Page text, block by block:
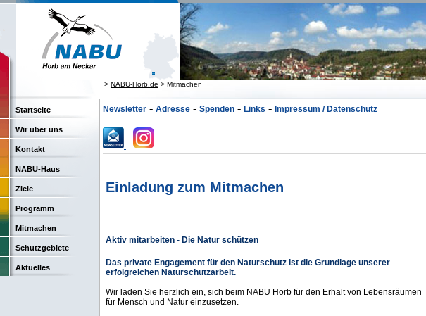
> NABU-Horb.de > Mitmachen
Newsletter - Adresse - Spenden - Links - Impressum / Datenschutz
Einladung zum Mitmachen
Aktiv mitarbeiten - Die Natur schützen
Das private Engagement für den Naturschutz ist die Grundlage unserer
erfolgreichen Naturschutzarbeit.
Wir laden Sie herzlich ein, sich beim NABU Horb für den Erhalt von Lebensräumen
für Mensch und Natur einzusetzen.
Startseite
Wir über uns
Kontakt
NABU-Haus
Ziele
Programm
Mitmachen
Schutzgebiete
Aktuelles